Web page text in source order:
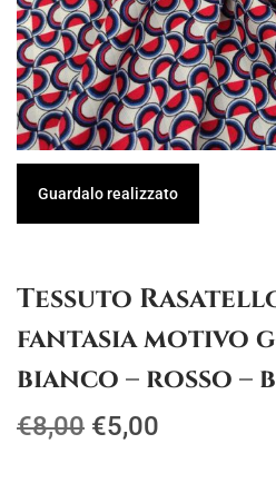
g
a
z
i
o
u
t
o
Guardalo realizzato
Tessuto
fantasia motivo
bianco – rosso –
€8,00 I
€5,00